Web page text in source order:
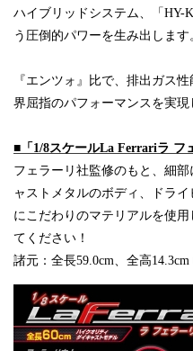
ハイブリッドシステム、「HY-
う圧倒的パワーを生み出します
『エンツォ』比で、排出ガス
界屈指のパフォーマンスを実現
■「1/8スケールLa Ferrariラ フ
フェラーリ社監修のもと、細
ャストメタルのボディ、ドラ
にこだわりのマテリアルを使
てください！
諸元：全長59.0cm、全高14.3cm